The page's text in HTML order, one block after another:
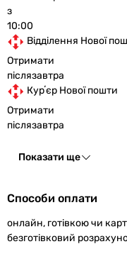
з
10:00
Відділення Нової
Отримати
післязавтра
Курʼєр Нової пошти
Отримати
післязавтра
Показати ще
Способи оплати
онлайн, готівкою чи
безготівковий